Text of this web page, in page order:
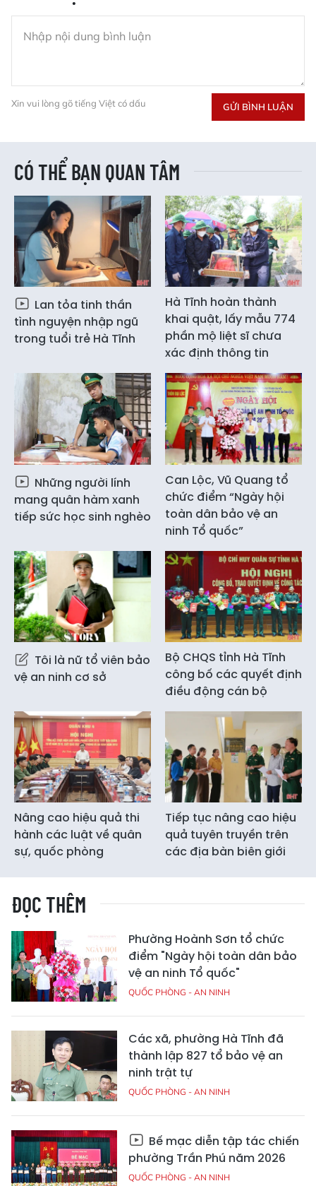
Xin vui lòng gõ tiếng Việt có dấu GỬI BÌNH LUẬN
CÓ THỂ BẠN QUAN TÂM
Lan tỏa tinh thần
tình nguyện nhập ngũ
trong tuổi trẻ Hà Tĩnh
Hà Tĩnh hoàn thành
khai quật, lấy mẫu 774
phần mộ liệt sĩ chưa
xác định thông tin
Những người lính
mang quân hàm xanh
tiếp sức học sinh nghèo
Can Lộc, Vũ Quang tổ
chức điểm “Ngày hội
toàn dân bảo vệ an
ninh Tổ quốc”
Tôi là nữ tổ viên bảo
vệ an ninh cơ sở
Bộ CHQS tỉnh Hà Tĩnh
công bố các quyết định
điều động cán bộ
Nâng cao hiệu quả thi
hành các luật về quân
sự, quốc phòng
Tiếp tục nâng cao hiệu
quả tuyên truyền trên
các địa bàn biên giới
ĐỌC THÊM
Phường Hoành Sơn tổ chức
điểm "Ngày hội toàn dân bảo
vệ an ninh Tổ quốc"
QUỐC PHÒNG - AN NINH
Các xã, phường Hà Tĩnh đã
thành lập 827 tổ bảo vệ an
ninh trật tự
QUỐC PHÒNG - AN NINH
Bế mạc diễn tập tác chiến
phường Trần Phú năm 2026
QUỐC PHÒNG - AN NINH